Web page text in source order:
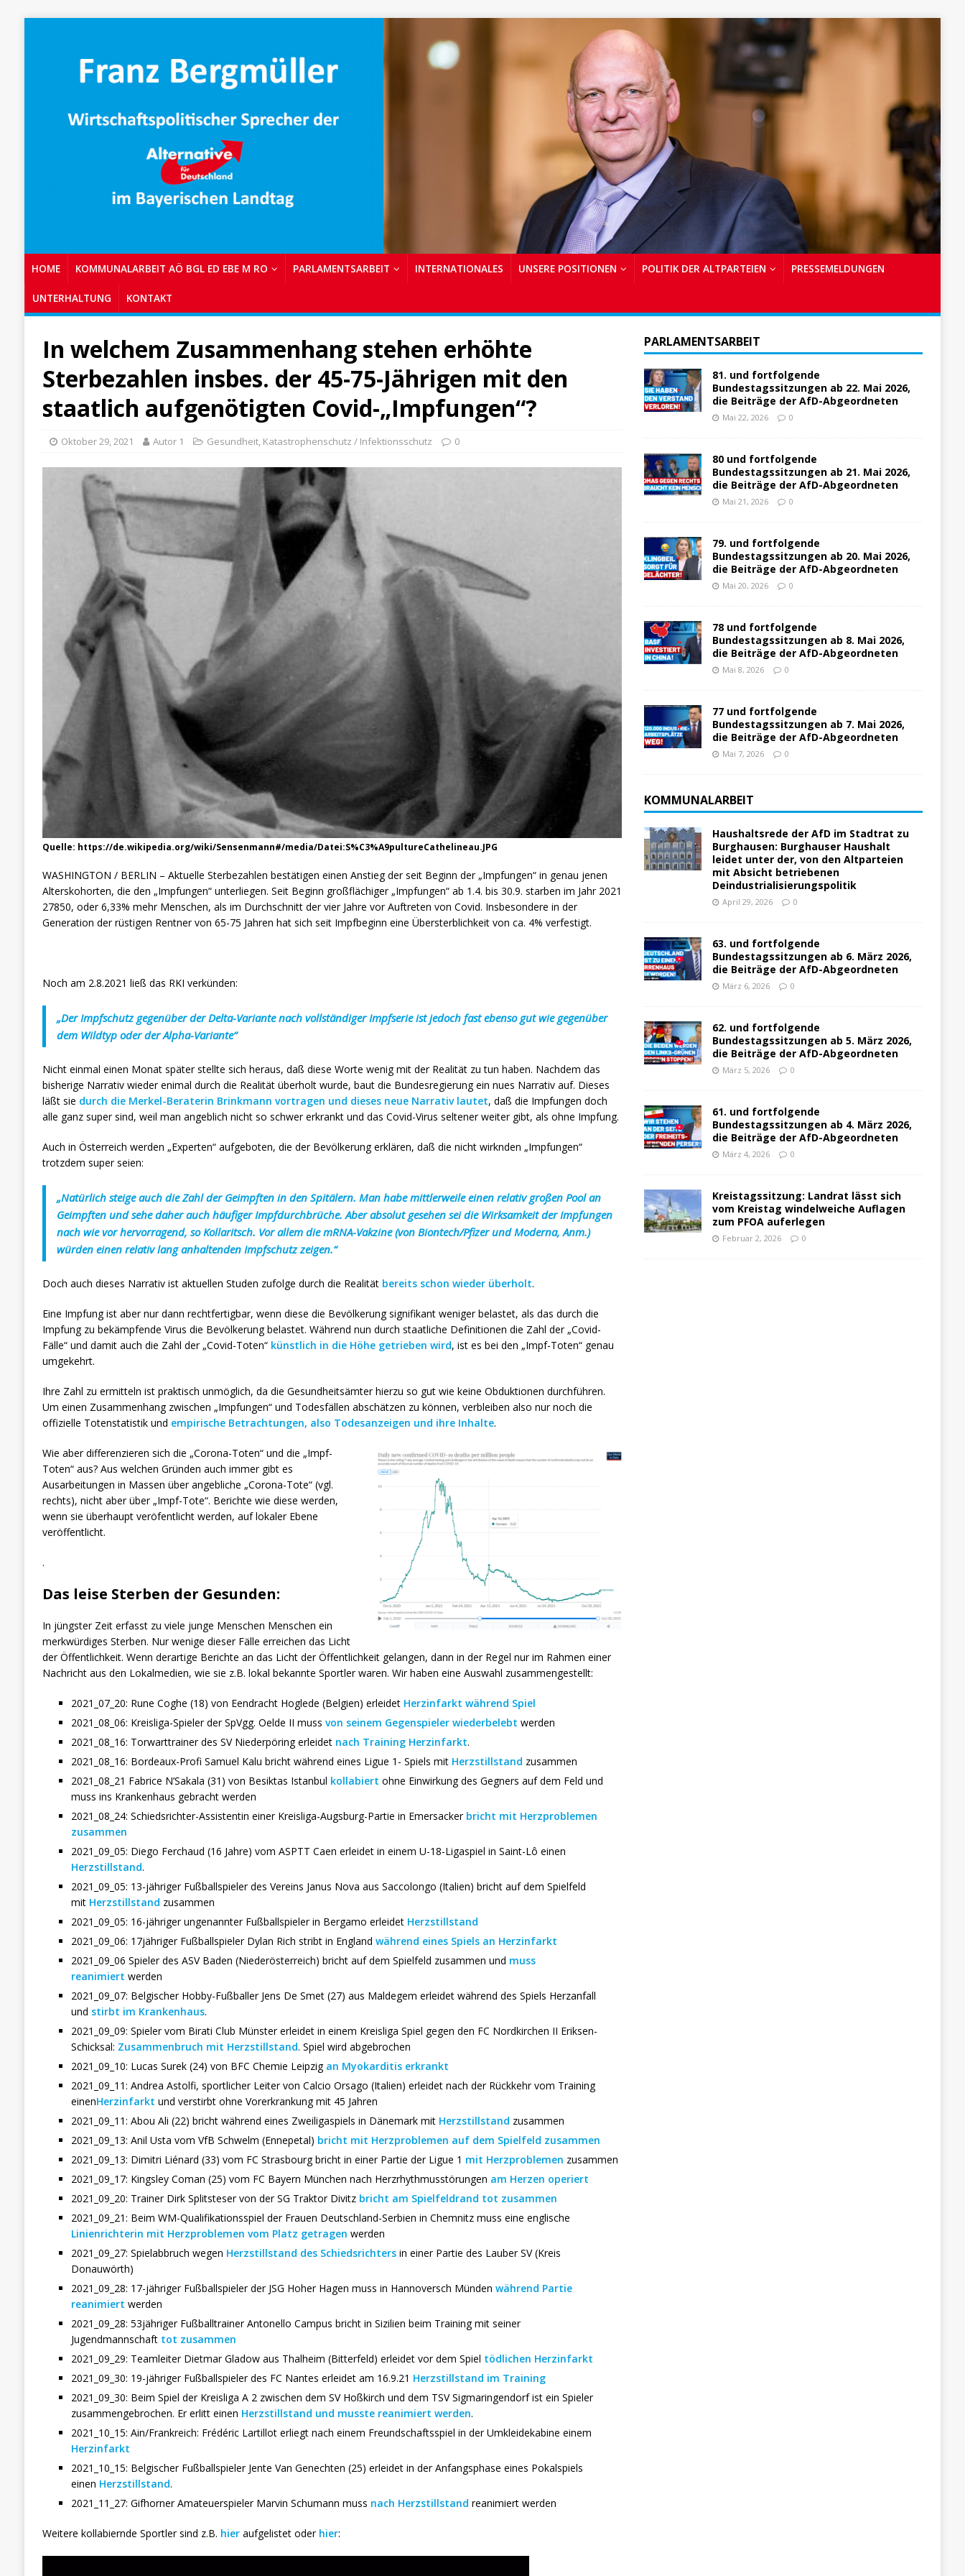
HOME KOMMUNALARBEIT AÖ BGL ED EBE M RO PARLAMENTSARBEIT INTERNATIONALES UNSERE POSITIONEN POLITIK DER ALTPARTEIEN PRESSEMELDUNGEN
UNTERHALTUNG KONTAKT
In welchem Zusammenhang stehen erhöhte
Sterbezahlen insbes. der 45-75-Jährigen mit den
staatlich aufgenötigten Covid-„Impfungen“?
Oktober 29, 2021 Autor 1 Gesundheit, Katastrophenschutz / Infektionsschutz 0
Quelle: https://de.wikipedia.org/wiki/Sensenmann#/media/Datei:S%C3%A9pultureCathelineau.JPG
WASHINGTON / BERLIN – Aktuelle Sterbezahlen bestätigen einen Anstieg der seit Beginn der „Impfungen“ in genau jenen
Alterskohorten, die den „Impfungen“ unterliegen. Seit Beginn großflächiger „Impfungen“ ab 1.4. bis 30.9. starben im Jahr 2021
27850, oder 6,33% mehr Menschen, als im Durchschnitt der vier Jahre vor Auftreten von Covid. Insbesondere in der
Generation der rüstigen Rentner von 65-75 Jahren hat sich seit Impfbeginn eine Übersterblichkeit von ca. 4% verfestigt.
Noch am 2.8.2021 ließ das RKI verkünden:
„Der Impfschutz gegenüber der Delta-Variante nach vollständiger Impfserie ist jedoch fast ebenso gut wie gegenüber
dem Wildtyp oder der Alpha-Variante“
Nicht einmal einen Monat später stellte sich heraus, daß diese Worte wenig mit der Realität zu tun haben. Nachdem das
bisherige Narrativ wieder enimal durch die Realität überholt wurde, baut die Bundesregierung ein nues Narrativ auf. Dieses
läßt sie durch die Merkel-Beraterin Brinkmann vortragen und dieses neue Narrativ lautet, daß die Impfungen doch
alle ganz super sind, weil man angeblich nicht so schwer erkrankt und das Covid-Virus seltener weiter gibt, als ohne Impfung.
Auch in Österreich werden „Experten“ aufgeboten, die der Bevölkerung erklären, daß die nicht wirknden „Impfungen“
trotzdem super seien:
„Natürlich steige auch die Zahl der Geimpften in den Spitälern. Man habe mittlerweile einen relativ großen Pool an
Geimpften und sehe daher auch häufiger Impfdurchbrüche. Aber absolut gesehen sei die Wirksamkeit der Impfungen
nach wie vor hervorragend, so Kollaritsch. Vor allem die mRNA-Vakzine (von Biontech/Pfizer und Moderna, Anm.)
würden einen relativ lang anhaltenden Impfschutz zeigen.“
Doch auch dieses Narrativ ist aktuellen Studen zufolge durch die Realität bereits schon wieder überholt.
Eine Impfung ist aber nur dann rechtfertigbar, wenn diese die Bevölkerung signifikant weniger belastet, als das durch die
Impfung zu bekämpfende Virus die Bevölkerung belastet. Während nun durch staatliche Definitionen die Zahl der „Covid-
Fälle“ und damit auch die Zahl der „Covid-Toten“ künstlich in die Höhe getrieben wird, ist es bei den „Impf-Toten“ genau
umgekehrt.
Ihre Zahl zu ermitteln ist praktisch unmöglich, da die Gesundheitsämter hierzu so gut wie keine Obduktionen durchführen.
Um einen Zusammenhang zwischen „Impfungen“ und Todesfällen abschätzen zu können, verbleiben also nur noch die
offizielle Totenstatistik und empirische Betrachtungen, also Todesanzeigen und ihre Inhalte.
Wie aber differenzieren sich die „Corona-Toten“ und die „Impf-
Toten“ aus? Aus welchen Gründen auch immer gibt es
Ausarbeitungen in Massen über angebliche „Corona-Tote“ (vgl.
rechts), nicht aber über „Impf-Tote“. Berichte wie diese werden,
wenn sie überhaupt veröfentlicht werden, auf lokaler Ebene
veröffentlicht.
.
Das leise Sterben der Gesunden:
In jüngster Zeit erfasst zu viele junge Menschen Menschen ein
merkwürdiges Sterben. Nur wenige dieser Fälle erreichen das Licht
der Öffentlichkeit. Wenn derartige Berichte an das Licht der Öffentlichkeit gelangen, dann in der Regel nur im Rahmen einer
Nachricht aus den Lokalmedien, wie sie z.B. lokal bekannte Sportler waren. Wir haben eine Auswahl zusammengestellt:
2021_07_20: Rune Coghe (18) von Eendracht Hoglede (Belgien) erleidet Herzinfarkt während Spiel
2021_08_06: Kreisliga-Spieler der SpVgg. Oelde II muss von seinem Gegenspieler wiederbelebt werden
2021_08_16: Torwarttrainer des SV Niederpöring erleidet nach Training Herzinfarkt.
2021_08_16: Bordeaux-Profi Samuel Kalu bricht während eines Ligue 1- Spiels mit Herzstillstand zusammen
2021_08_21 Fabrice N’Sakala (31) von Besiktas Istanbul kollabiert ohne Einwirkung des Gegners auf dem Feld und
muss ins Krankenhaus gebracht werden
2021_08_24: Schiedsrichter-Assistentin einer Kreisliga-Augsburg-Partie in Emersacker bricht mit Herzproblemen
zusammen
2021_09_05: Diego Ferchaud (16 Jahre) vom ASPTT Caen erleidet in einem U-18-Ligaspiel in Saint-Lô einen
Herzstillstand.
2021_09_05: 13-jähriger Fußballspieler des Vereins Janus Nova aus Saccolongo (Italien) bricht auf dem Spielfeld
mit Herzstillstand zusammen
2021_09_05: 16-jähriger ungenannter Fußballspieler in Bergamo erleidet Herzstillstand
2021_09_06: 17jähriger Fußballspieler Dylan Rich stribt in England während eines Spiels an Herzinfarkt
2021_09_06 Spieler des ASV Baden (Niederösterreich) bricht auf dem Spielfeld zusammen und muss
reanimiert werden
2021_09_07: Belgischer Hobby-Fußballer Jens De Smet (27) aus Maldegem erleidet während des Spiels Herzanfall
und stirbt im Krankenhaus.
2021_09_09: Spieler vom Birati Club Münster erleidet in einem Kreisliga Spiel gegen den FC Nordkirchen II Eriksen-
Schicksal: Zusammenbruch mit Herzstillstand. Spiel wird abgebrochen
2021_09_10: Lucas Surek (24) von BFC Chemie Leipzig an Myokarditis erkrankt
2021_09_11: Andrea Astolfi, sportlicher Leiter von Calcio Orsago (Italien) erleidet nach der Rückkehr vom Training
einenHerzinfarkt und verstirbt ohne Vorerkrankung mit 45 Jahren
2021_09_11: Abou Ali (22) bricht während eines Zweiligaspiels in Dänemark mit Herzstillstand zusammen
2021_09_13: Anil Usta vom VfB Schwelm (Ennepetal) bricht mit Herzproblemen auf dem Spielfeld zusammen
2021_09_13: Dimitri Liénard (33) vom FC Strasbourg bricht in einer Partie der Ligue 1 mit Herzproblemen zusammen
2021_09_17: Kingsley Coman (25) vom FC Bayern München nach Herzrhythmusstörungen am Herzen operiert
2021_09_20: Trainer Dirk Splitsteser von der SG Traktor Divitz bricht am Spielfeldrand tot zusammen
2021_09_21: Beim WM-Qualifikationsspiel der Frauen Deutschland-Serbien in Chemnitz muss eine englische
Linienrichterin mit Herzproblemen vom Platz getragen werden
2021_09_27: Spielabbruch wegen Herzstillstand des Schiedsrichtersin einer Partie des Lauber SV (Kreis
Donauwörth)
2021_09_28: 17-jähriger Fußballspieler der JSG Hoher Hagen muss in Hannoversch Münden während Partie
reanimiert werden
2021_09_28: 53jähriger Fußballtrainer Antonello Campus bricht in Sizilien beim Training mit seiner
Jugendmannschaft tot zusammen
2021_09_29: Teamleiter Dietmar Gladow aus Thalheim (Bitterfeld) erleidet vor dem Spiel tödlichen Herzinfarkt
2021_09_30: 19-jähriger Fußballspieler des FC Nantes erleidet am 16.9.21 Herzstillstand im Training
2021_09_30: Beim Spiel der Kreisliga A 2 zwischen dem SV Hoßkirch und dem TSV Sigmaringendorf ist ein Spieler
zusammengebrochen. Er erlitt einen Herzstillstand und musste reanimiert werden.
2021_10_15: Ain/Frankreich: Frédéric Lartillot erliegt nach einem Freundschaftsspiel in der Umkleidekabine einem
Herzinfarkt
2021_10_15: Belgischer Fußballspieler Jente Van Genechten (25) erleidet in der Anfangsphase eines Pokalspiels
einen Herzstillstand.
2021_11_27: Gifhorner Amateuerspieler Marvin Schumann muss nach Herzstillstand reanimiert werden
Weitere kollabiernde Sportler sind z.B. hieraufgelistet oder hier:
PARLAMENTSARBEIT
81. und fortfolgende
Bundestagssitzungen ab 22. Mai 2026,
die Beiträge der AfD-Abgeordneten
Mai 22, 2026 0
80 und fortfolgende
Bundestagssitzungen ab 21. Mai 2026,
die Beiträge der AfD-Abgeordneten
Mai 21, 2026 0
79. und fortfolgende
Bundestagssitzungen ab 20. Mai 2026,
die Beiträge der AfD-Abgeordneten
Mai 20, 2026 0
78 und fortfolgende
Bundestagssitzungen ab 8. Mai 2026,
die Beiträge der AfD-Abgeordneten
Mai 8, 2026 0
77 und fortfolgende
Bundestagssitzungen ab 7. Mai 2026,
die Beiträge der AfD-Abgeordneten
Mai 7, 2026 0
KOMMUNALARBEIT
Haushaltsrede der AfD im Stadtrat zu
Burghausen: Burghauser Haushalt
leidet unter der, von den Altparteien
mit Absicht betriebenen
Deindustrialisierungspolitik
April 29, 2026 0
63. und fortfolgende
Bundestagssitzungen ab 6. März 2026,
die Beiträge der AfD-Abgeordneten
März 6, 2026 0
62. und fortfolgende
Bundestagssitzungen ab 5. März 2026,
die Beiträge der AfD-Abgeordneten
März 5, 2026 0
61. und fortfolgende
Bundestagssitzungen ab 4. März 2026,
die Beiträge der AfD-Abgeordneten
März 4, 2026 0
Kreistagssitzung: Landrat lässt sich
vom Kreistag windelweiche Auflagen
zum PFOA auferlegen
Februar 2, 2026 0